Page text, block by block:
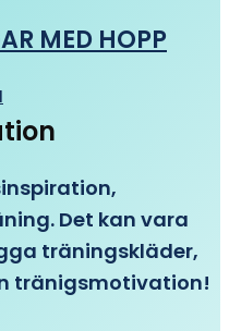
MED HOPP
Det kan vara
träningskläder,
tränigsmotivation!